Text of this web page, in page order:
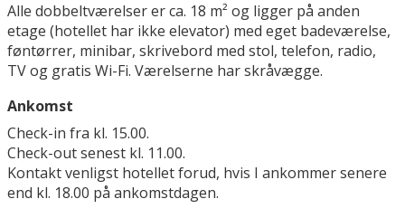
Alle dobbeltværelser er ca. 18 m² og ligger på anden
etage (hotellet har ikke elevator) med eget badeværelse,
føntørrer, minibar, skrivebord med stol, telefon, radio,
TV og gratis Wi-Fi. Værelserne har skråvægge.
Ankomst
Check-in fra kl. 15.00.
Check-out senest kl. 11.00.
Kontakt venligst hotellet forud, hvis I ankommer senere
end kl. 18.00 på ankomstdagen.